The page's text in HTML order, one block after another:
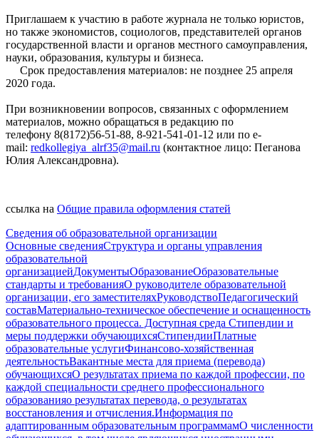
Приглашаем к участию в работе журнала не только юристов,
но также экономистов, социологов, представителей органов
государственной власти и органов местного самоуправления,
науки, образования, культуры и бизнеса.
Срок предоставления материалов: не позднее 25 апреля
2020 года.
При возникновении вопросов, связанных с оформлением
материалов, можно обращаться в редакцию по
телефону 8(8172)56-51-88, 8-921-541-01-12 или по e-
mail: redkollegiya_alrf35@mail.ru (контактное лицо: Пеганова
Юлия Александровна).
ссылка на Общие правила оформления статей
Сведения об образовательной организации
Основные сведенияСтруктура и органы управления
образовательной
организациейДокументыОбразованиеОбразовательные
стандарты и требованияО руководителе образовательной
организации, его заместителяхРуководствоПедагогический
составМатериально-техническое обеспечение и оснащенность
образовательного процесса. Доступная среда Стипендии и
меры поддержки обучающихсяСтипендииПлатные
образовательные услугиФинансово-хозяйственная
деятельностьВакантные места для приема (перевода)
обучающихсяО результатах приема по каждой профессии, по
каждой специальности среднего профессионального
образованияо результатах перевода, о результатах
восстановления и отчисления.Информация по
адаптированным образовательным программамО численности